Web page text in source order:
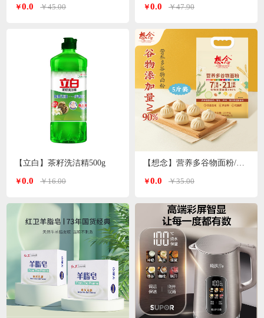
￥0.0 ￥45.00
【立白】茶籽洗洁精500g
￥0.0 ￥16.00
￥0.0 ￥47.90
￥0.0 ￥35.00